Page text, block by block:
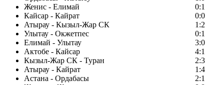
Женис - Елимай
0:1
Кайсар - Кайрат
0:0
Атырау - Кызыл-Жар СК
1:2
Улытау - Окжетпес
0:1
Елимай - Улытау
3:0
Актобе - Кайсар
4:1
Кызыл-Жар СК - Туран
2:3
Атырау - Кайрат
1:4
Астана - Ордабасы
2:1